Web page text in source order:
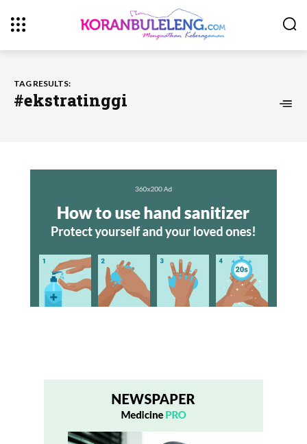
TAG RESULTS:
#ekstratinggi